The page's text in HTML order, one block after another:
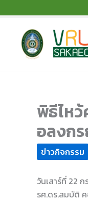
to
content
พิธีไห
อลงก
ข่าวกิจกรรม
วันเสาร์ที่ 22
รศ.ดร.สมบัติ